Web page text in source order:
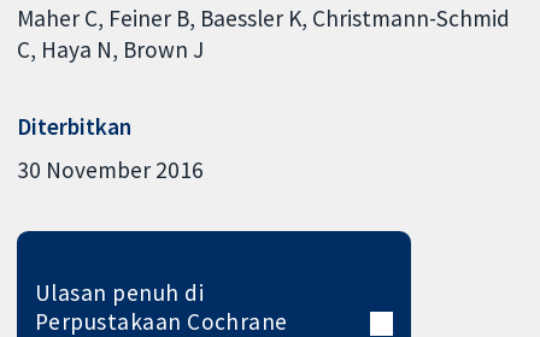
Maher C Feiner B Baessler K Christmann-Schmid
C Haya N Brown J
Diterbitkan
30 November 2016
Ulasan penuh di
Perpustakaan Cochrane